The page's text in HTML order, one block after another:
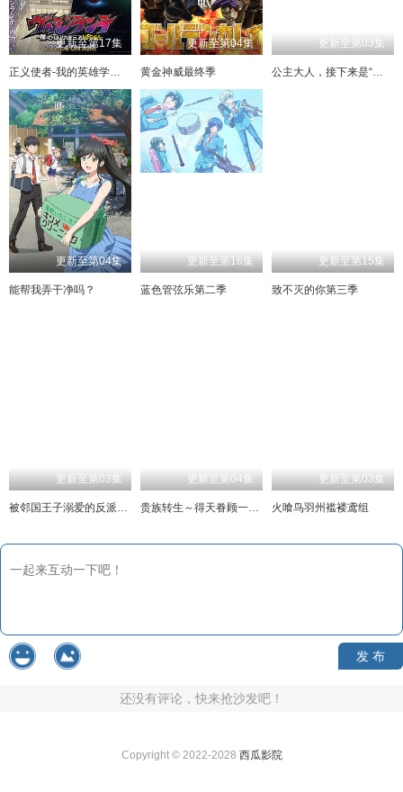
更新至第17集
正义使者-我的英雄学院之非法英雄-
更新至第04集
黄金神威最终季
更新至第03集
公主大人，接下来是“拷问”时间第2季
更新至第04集
能帮我弄干净吗？
更新至第16集
蓝色管弦乐第二季
更新至第15集
致不灭的你第三季
更新至第03集
被邻国王子溺爱的反派女主
更新至第04集
贵族转生～得天眷顾一出生就获得最强力量～
更新至第03集
火喰鸟羽州褴褛鸢组
发 布
还没有评论，快来抢沙发吧！
Copyright © 2022-2028 西瓜影院